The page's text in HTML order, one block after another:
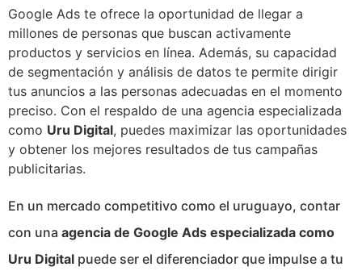
Google Ads te ofrece la oportunidad de llegar a
millones de personas que buscan activamente
productos y servicios en línea. Además, su capacidad
de segmentación y análisis de datos te permite dirigir
tus anuncios a las personas adecuadas en el momento
preciso. Con el respaldo de una agencia especializada
como Uru Digital, puedes maximizar las oportunidades
y obtener los mejores resultados de tus campañas
publicitarias.
En un mercado competitivo como el uruguayo, contar
con una agencia de Google Ads especializada como
Uru Digital puede ser el diferenciador que impulse a tu